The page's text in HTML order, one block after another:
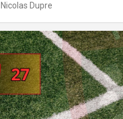
Nicolas Dupre